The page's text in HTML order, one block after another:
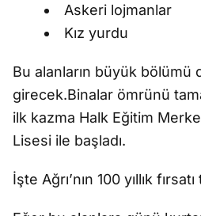
Askeri lojmanlar
Kız yurdu
Bu alanların büyük bölümü
girecek.Binalar ömrünü
ilk kazma Halk Eğitim
Lisesi ile başladı.
İşte Ağrı’nın 100 yıllık